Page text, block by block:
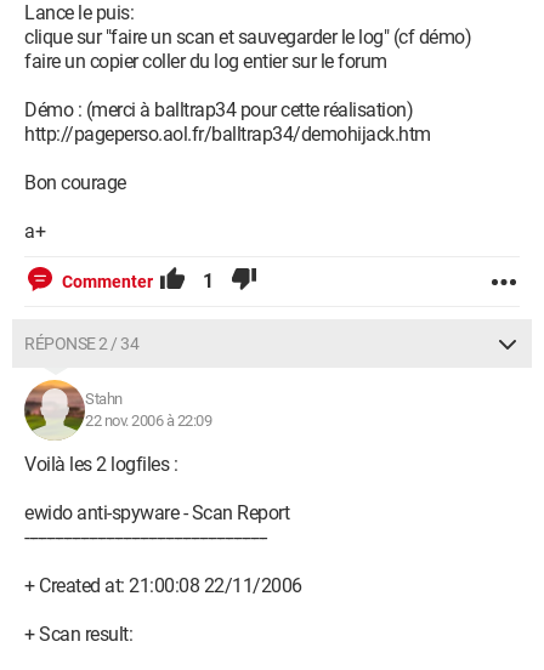
Lance le puis:
clique sur "faire un scan et sauvegarder le log" (cf démo)
faire un copier coller du log entier sur le forum
Démo : (merci à balltrap34 pour cette réalisation)
http://pageperso.aol.fr/balltrap34/demohijack.htm
Bon courage
a+
Commenter 1
RÉPONSE 2 / 34
Stahn
22 nov. 2006 à 22:09
Voilà les 2 logfiles :
ewido anti-spyware - Scan Report
---------------------------------------------------------
+ Created at: 21:00:08 22/11/2006
+ Scan result: